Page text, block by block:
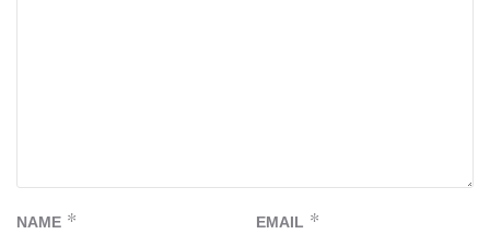
NAME * EMAIL *